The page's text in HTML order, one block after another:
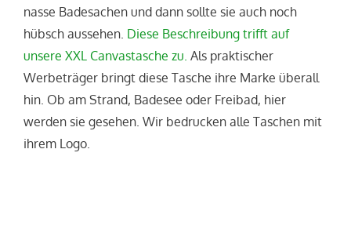
nasse Badesachen und dann sollte sie auch noch
hübsch aussehen. Diese Beschreibung trifft auf
unsere XXL Canvastasche zu. Als praktischer
Werbeträger bringt diese Tasche ihre Marke überall
hin. Ob am Strand, Badesee oder Freibad, hier
werden sie gesehen. Wir bedrucken alle Taschen mit
ihrem Logo.